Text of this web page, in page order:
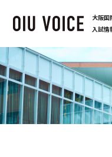
大阪国
入試情